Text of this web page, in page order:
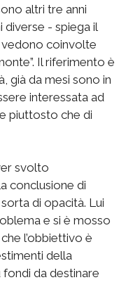
altri tre anni
diverse - spiega il
coinvolte
Il riferimento è
già da mesi sono in
interessata ad
piuttosto che di
svolto
conclusione di
di opacità. Lui
e si è mosso
l’obbiettivo è
della
da destinare